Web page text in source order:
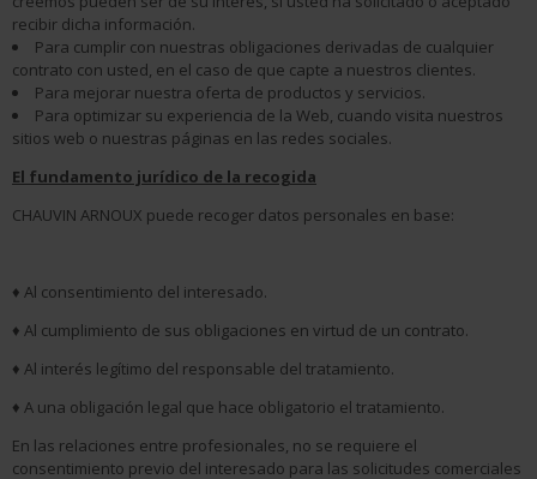
recibir dicha información.
Para cumplir con nuestras obligaciones derivadas de cualquier
contrato con usted, en el caso de que capte a nuestros clientes.
Para mejorar nuestra oferta de productos y servicios.
Para optimizar su experiencia de la Web, cuando visita nuestros
sitios web o nuestras páginas en las redes sociales.
El fundamento jurídico de la recogida
CHAUVIN ARNOUX puede recoger datos personales en base:
♦ Al consentimiento del interesado.
♦ Al cumplimiento de sus obligaciones en virtud de un contrato.
♦ Al interés legítimo del responsable del tratamiento.
♦ A una obligación legal que hace obligatorio el tratamiento.
En las relaciones entre profesionales, no se requiere el
consentimiento previo del interesado para las solicitudes comerciales